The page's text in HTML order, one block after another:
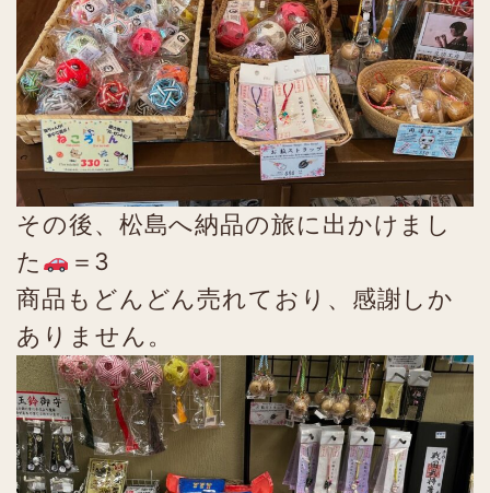
その後、松島へ納品の旅に出かけまし
た
＝3
商品もどんどん売れており、感謝しか
ありません。